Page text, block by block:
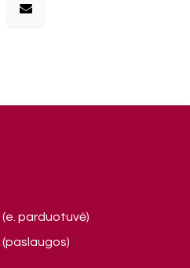
(e. parduotuvė)
(paslaugos)